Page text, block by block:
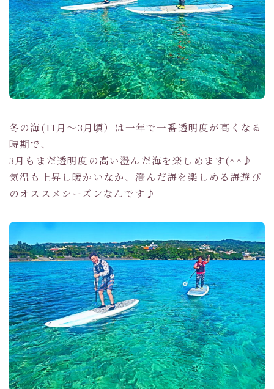
冬の海(11月～3月頃）は一年で一番透明度が高くなる
時期で、
3月もまだ透明度の高い澄んだ海を楽しめます(^^♪
気温も上昇し暖かいなか、澄んだ海を楽しめる海遊び
のオススメシーズンなんです♪